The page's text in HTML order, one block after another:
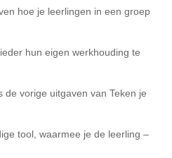
hoe je leerlingen in een groep
hun eigen werkhouding te
vorige uitgaven van Teken je
tool, waarmee je de leerling –